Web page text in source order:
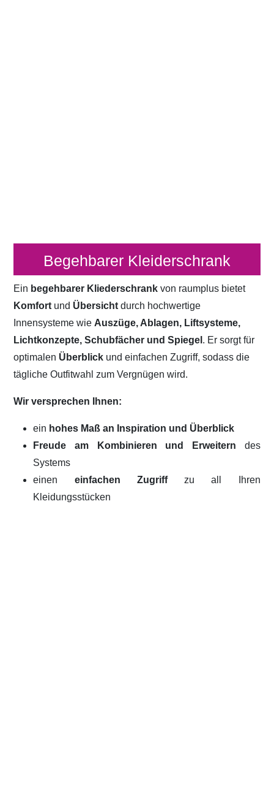
Begehbarer Kleiderschrank
Ein begehbarer Kliederschrankvon raumplus bietet
Komfort und Übersicht durch hochwertige
Innensysteme wie Auszüge, Ablagen, Liftsysteme,
Lichtkonzepte, Schubfächer und Spiegel . Er sorgt für
optimalen Überblick und einfachen Zugriff, sodass die
tägliche Outfitwahl zum Vergnügen wird.
Wir versprechen Ihnen:
ein hohes Maß an Inspiration und Überblick
Freude am Kombinieren und Erweitern des
Systems
einen einfachen Zugriffzu all Ihren
Kleidungsstücken